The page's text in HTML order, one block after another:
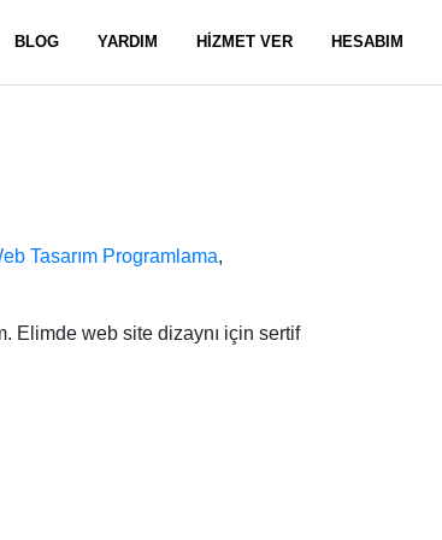
BLOG YARDIM HİZMET VER HESABIM
Tasarım Programlama,
Elimde web site dizaynı için sertif